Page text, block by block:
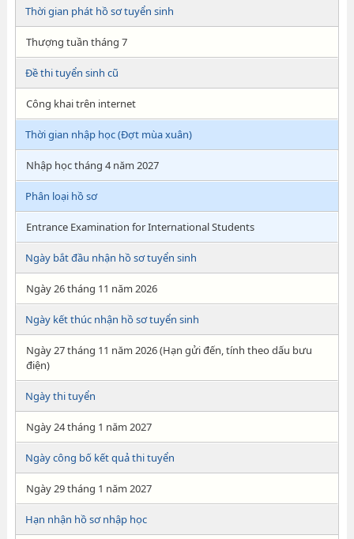
Thời gian phát hồ sơ tuyển sinh
Thượng tuần tháng 7
Đề thi tuyển sinh cũ
Công khai trên internet
Thời gian nhập học (Đợt mùa xuân)
Nhập học tháng 4 năm 2027
Phân loại hồ sơ
Entrance Examination for International Students
Ngày bắt đầu nhận hồ sơ tuyển sinh
Ngày 26 tháng 11 năm 2026
Ngày kết thúc nhận hồ sơ tuyển sinh
Ngày 27 tháng 11 năm 2026 (Hạn gửi đến, tính theo dấu bưu
điện)
Ngày thi tuyển
Ngày 24 tháng 1 năm 2027
Ngày công bố kết quả thi tuyển
Ngày 29 tháng 1 năm 2027
Hạn nhận hồ sơ nhập học